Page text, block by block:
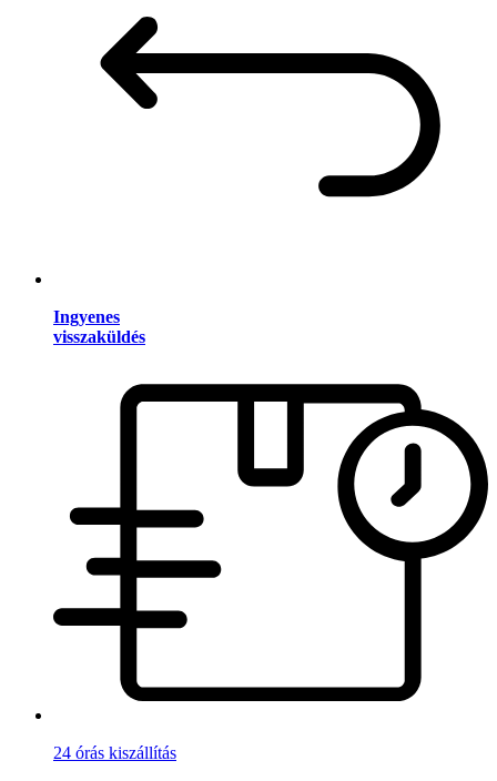
Ingyenes
visszaküldés
24 órás kiszállítás